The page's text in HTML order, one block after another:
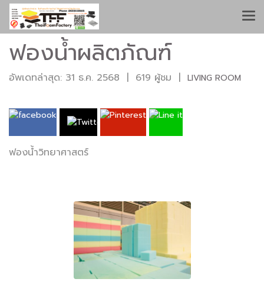
ฟองน้ำผลิตภัณฑ์
อัพเดทล่าสุด: 31 ธ.ค. 2568 | 619 ผู้ชม | LIVING ROOM
ฟองน้ำวิทยาศาสตร์